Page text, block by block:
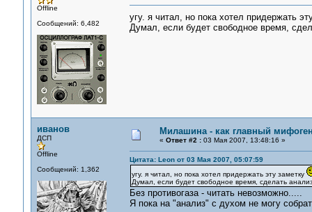
Offline
Сообщений: 6,482
угу. я читал, но пока хотел придержать
Думал, если будет свободное время,
иванов
ДСП
Offline
Сообщений: 1,362
Милашина - как главный
« Ответ #2 :03 Мая 2007, 13:48:16 »
Цитата: Leon от 03 Мая 2007, 05:07:59
угу. я читал, но пока хотел придержать эту заметку
Думал, если будет свободное время, сделать
Без противогаза - читать невозможно.....
Я пока на "анализ" с духом не могу